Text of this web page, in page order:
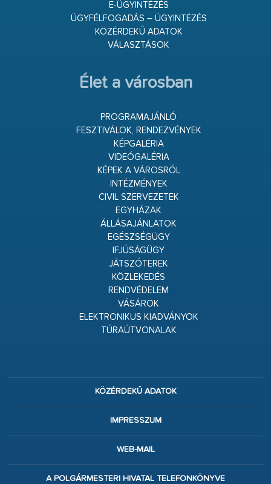
E-ÜGYINTÉZÉS
ÜGYFÉLFOGADÁS – ÜGYINTÉZÉS
KÖZÉRDEKŰ ADATOK
VÁLASZTÁSOK
Élet a városban
PROGRAMAJÁNLÓ
FESZTIVÁLOK, RENDEZVÉNYEK
KÉPGALÉRIA
VIDEÓGALÉRIA
KÉPEK A VÁROSRÓL
INTÉZMÉNYEK
CIVIL SZERVEZETEK
EGYHÁZAK
ÁLLÁSAJÁNLATOK
EGÉSZSÉGÜGY
IFJÚSÁGÜGY
JÁTSZÓTEREK
KÖZLEKEDÉS
RENDVÉDELEM
VÁSÁROK
ELEKTRONIKUS KIADVÁNYOK
TÚRAÚTVONALAK
KÖZÉRDEKŰ ADATOK
IMPRESSZUM
WEB-MAIL
A POLGÁRMESTERI HIVATAL TELEFONKÖNYVE